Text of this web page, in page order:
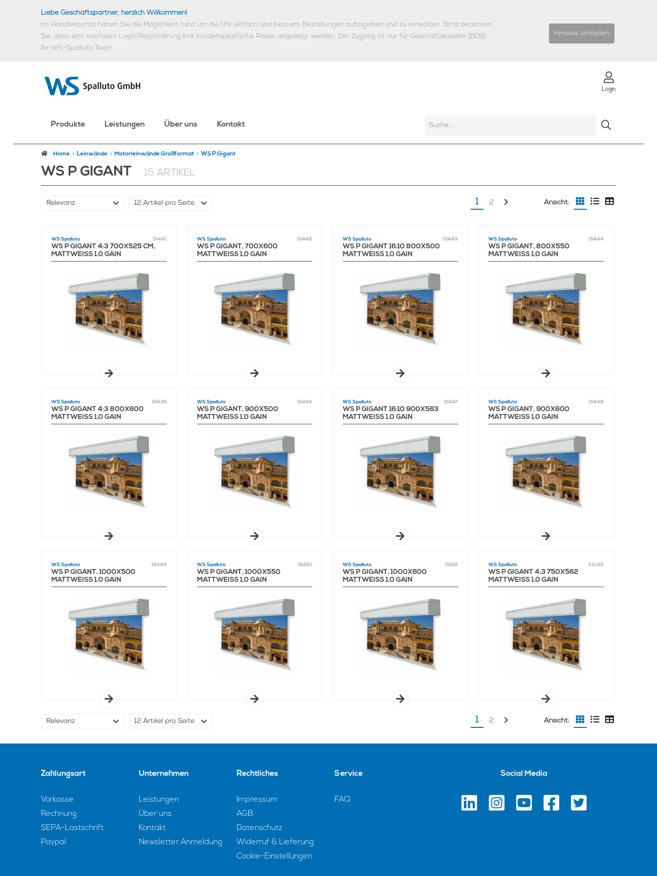
Liebe Geschäftspartner, herzlich Willkommen!
Im Händlerportal haben Sie die Möglichkeit rund um die Uhr einfach und bequem Bestellungen aufzugeben und zu verwalten. Bitte beachten
Sie, dass erst nachdem Login/Registrierung Ihre kundenspezifische Preise angezeigt werden. Der Zugang ist nur für Geschäftskunden (B2B).
Ihr WS-Spalluto Team
Hinweis schließen
Login
Produkte Leistungen Über uns Kontakt
Home Leinwände Motorleinwände Großformat WS P Gigant
WS P GIGANT 15 ARTIKEL
1 2 Ansicht:
WS Spalluto 15441
WS P GIGANT 4:3 700X525 CM,
MATTWEISS 1.0 GAIN
WS Spalluto 15442
WS P GIGANT, 700X600
MATTWEISS 1,0 GAIN
WS Spalluto 15443
WS P GIGANT 16:10 800X500
MATTWEISS 1,0 GAIN
WS Spalluto 15444
WS P GIGANT, 800X550
MATTWEISS 1,0 GAIN
WS Spalluto 15445
WS P GIGANT 4:3 800X600
MATTWEISS 1,0 GAIN
WS Spalluto 15446
WS P GIGANT, 900X500
MATTWEISS 1,0 GAIN
WS Spalluto 15447
WS P GIGANT 16:10 900X563
MATTWEISS 1,0 GAIN
WS Spalluto 15448
WS P GIGANT, 900X600
MATTWEISS 1,0 GAIN
WS Spalluto 15449
WS P GIGANT, 1000X500
MATTWEISS 1,0 GAIN
WS Spalluto 15450
WS P GIGANT, 1000X550
MATTWEISS 1,0 GAIN
WS Spalluto 15451
WS P GIGANT, 1000X600
MATTWEISS 1,0 GAIN
WS Spalluto 33142
WS P GIGANT 4:3 750X562
MATTWEISS 1,0 GAIN
1 2 Ansicht:
Zahlungsart
Vorkasse
Rechnung
SEPA-Lastschrift
Paypal
Unternehmen
Leistungen
Über uns
Kontakt
Newsletter Anmeldung
Rechtliches
Impressum
AGB
Datenschutz
Widerruf & Lieferung
Cookie-Einstellungen
Service
FAQ
Social Media